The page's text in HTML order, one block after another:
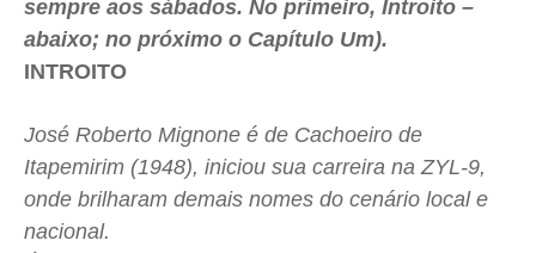
sempre aos sábados. No primeiro, Introito –
abaixo; no próximo o Capítulo Um).
INTROITO
José Roberto Mignone é de Cachoeiro de
Itapemirim (1948), iniciou sua carreira na ZYL-9,
onde brilharam demais nomes do cenário local e
nacional.